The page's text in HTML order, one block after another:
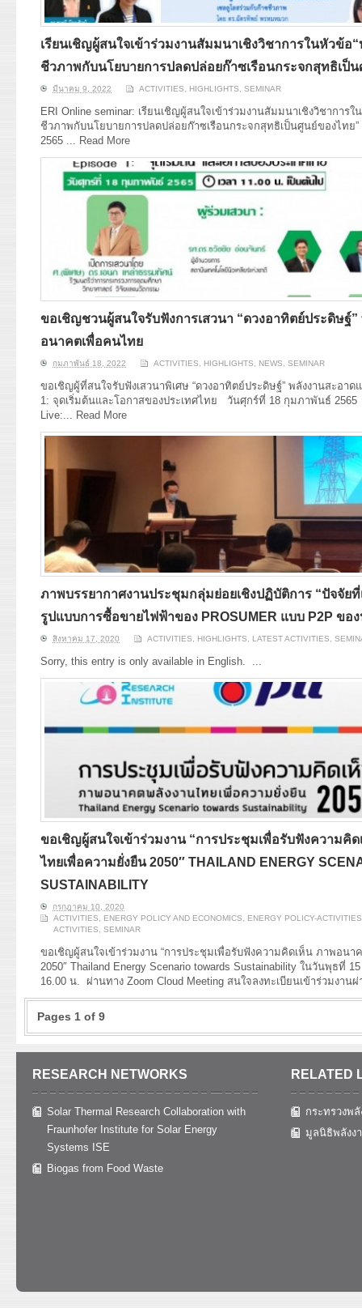
เรียนเชิญผู้สนใจเข้าร่วมงานสัมมนาเชิงวิชาการในหัวข้อ
ชีวภาพกับนโยบายการปลดปล่อยก๊าซเรือนกระจกสุทธิเป็
มีนาคม 9, 2022 ACTIVITIES HIGHLIGHTS SEMINAR
ERI Online seminar: เรียนเชิญผู้สนใจเข้าร่วมงานสัมมนาเชิงวิชาการใ
ชีวภาพกับนโยบายการปลดปล่อยก๊าซเรือนกระจกสุทธิเป็นศูนย์ของไทย
2565 ...
Read More
ขอเชิญชวนผู้สนใจรับฟังการเสวนา “ดวงอาทิตย์ประดิษฐ์
อนาคตเพื่อคนไทย
กุมภาพันธ์ 18, 2022 ACTIVITIES, HIGHLIGHTS, NEWS, SEMINAR
ขอเชิญผู้ที่สนใจรับฟังเสวนาพิเศษ “ดวงอาทิตย์ประดิษฐ์” พลังงานสะอา
1: จุดเริ่มต้นและโอกาสของประเทศไทย วันศุกร์ที่ 18 กุมภาพันธ์
Live:... Read More
ภาพบรรยากาศงานประชุมกลุ่มย่อยเชิงปฏิบัติการ “ปัจจัย
รูปแบบการซื้อขายไฟฟ้าของ PROSUMER แบบ P2P ของ
สิงหาคม 17, 2020 ACTIVITIES HIGHLIGHTS LATEST ACTIVITIES
Sorry, this entry is only available in English.
ขอเชิญผู้สนใจเข้าร่วมงาน “การประชุมเพื่อรับฟังความคิ
ไทยเพื่อความยั่งยืน 2050″ THAILAND ENERGY
SUSTAINABILITY
กรกฎาคม 10, 2020
ACTIVITIES, ENERGY POLICY AND ECONOMICS, ENERGY POLICY-ACTIVITIES
ACTIVITIES, SEMINAR
ขอเชิญผู้สนใจเข้าร่วมงาน “การประชุมเพื่อรับฟังความคิดเห็น ภาพอนา
2050″ Thailand Energy Scenario towards Sustainability ในวันพุธที่
16.00 น. ผ่านทาง Zoom Cloud Meeting สนใจลงทะเบียนเข้าร่วมงาน
Pages 1 of 9
RESEARCH NETWORKS
Solar Thermal Research Collaboration with
Fraunhofer Institute for Solar Energy
Systems ISE
Biogas from Food Waste
RELATED
กระทรวงพลั
มูลนิธิพลังง